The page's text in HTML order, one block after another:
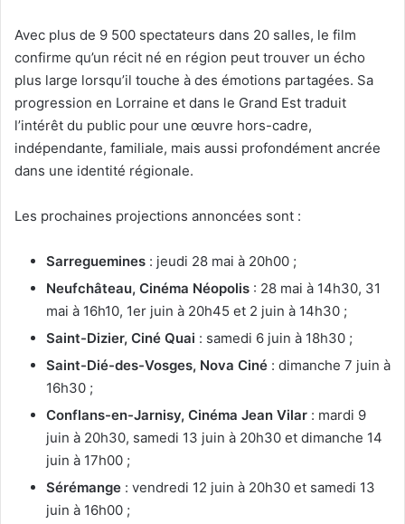
Avec plus de 9 500 spectateurs dans 20 salles, le film
confirme qu’un récit né en région peut trouver un écho
plus large lorsqu’il touche à des émotions partagées. Sa
progression en Lorraine et dans le Grand Est traduit
l’intérêt du public pour une œuvre hors-cadre,
indépendante, familiale, mais aussi profondément ancrée
dans une identité régionale.
Les prochaines projections annoncées sont :
Sarreguemines : jeudi 28 mai à 20h00 ;
Neufchâteau, Cinéma Néopolis : 28 mai à 14h30, 31
mai à 16h10, 1er juin à 20h45 et 2 juin à 14h30 ;
Saint-Dizier, Ciné Quai : samedi 6 juin à 18h30 ;
Saint-Dié-des-Vosges, Nova Ciné : dimanche 7 juin à
16h30 ;
Conflans-en-Jarnisy, Cinéma Jean Vilar : mardi 9
juin à 20h30, samedi 13 juin à 20h30 et dimanche 14
juin à 17h00 ;
Sérémange : vendredi 12 juin à 20h30 et samedi 13
juin à 16h00 ;